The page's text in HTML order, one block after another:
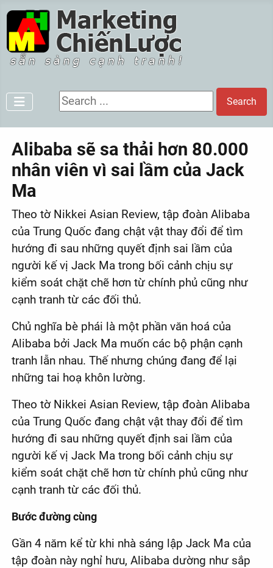
Search ... Search
Alibaba sẽ sa thải hơn 80.000
nhân viên vì sai lầm của Jack
Ma
Theo tờ Nikkei Asian Review, tập đoàn Alibaba
của Trung Quốc đang chật vật thay đổi để tìm
hướng đi sau những quyết định sai lầm của
người kế vị Jack Ma trong bối cảnh chịu sự
kiểm soát chặt chẽ hơn từ chính phủ cũng như
cạnh tranh từ các đối thủ.
Chủ nghĩa bè phái là một phần văn hoá của
Alibaba bởi Jack Ma muốn các bộ phận cạnh
tranh lẫn nhau. Thế nhưng chúng đang để lại
những tai hoạ khôn lường.
Theo tờ Nikkei Asian Review, tập đoàn Alibaba
của Trung Quốc đang chật vật thay đổi để tìm
hướng đi sau những quyết định sai lầm của
người kế vị Jack Ma trong bối cảnh chịu sự
kiểm soát chặt chẽ hơn từ chính phủ cũng như
cạnh tranh từ các đối thủ.
Bước đường cùng
Gần 4 năm kể từ khi nhà sáng lập Jack Ma của
tập đoàn này nghỉ hưu, Alibaba dường như sắp